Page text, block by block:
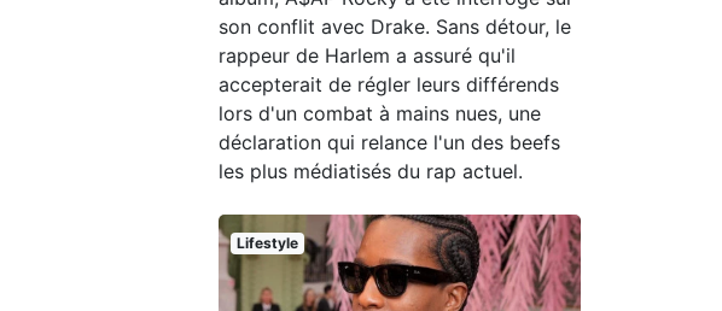
son conflit avec Drake. Sans détour, le
rappeur de Harlem a assuré qu'il
accepterait de régler leurs différends
lors d'un combat à mains nues, une
déclaration qui relance l'un des beefs
les plus médiatisés du rap actuel.
Lifestyle